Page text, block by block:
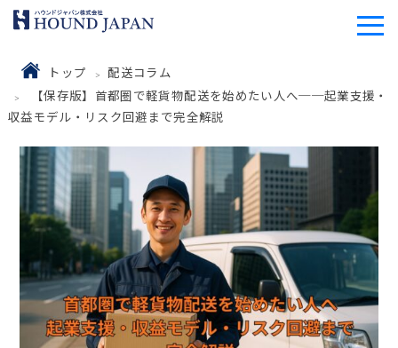
トップ
配送コラム
【保存版】首都圏で軽貨物配送を始めたい人へ──起業支援・
収益モデル・リスク回避まで完全解説